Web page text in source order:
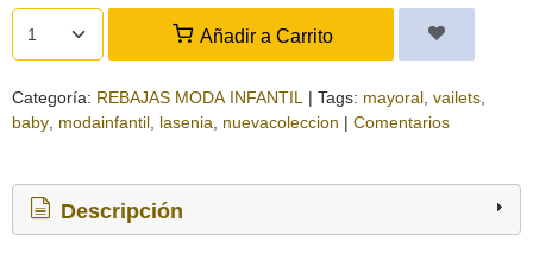
Añadir a Carrito
Categoría: REBAJAS MODA INFANTIL | Tags: mayoral vailets
baby modainfantil lasenia nuevacoleccion | Comentarios
Descripción